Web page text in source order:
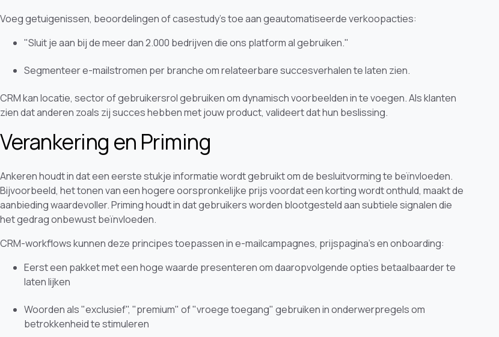
Voeg getuigenissen, beoordelingen of casestudy’s toe aan geautomatiseerde verkoopacties:
"Sluit je aan bij de meer dan 2.000 bedrijven die ons platform al gebruiken."
Segmenteer e-mailstromen per branche om relateerbare succesverhalen te laten zien.
CRM kan locatie, sector of gebruikersrol gebruiken om dynamisch voorbeelden in te voegen. Als klanten
zien dat anderen zoals zij succes hebben met jouw product, valideert dat hun beslissing.
Verankering en Priming
Ankeren houdt in dat een eerste stukje informatie wordt gebruikt om de besluitvorming te beïnvloeden.
Bijvoorbeeld, het tonen van een hogere oorspronkelijke prijs voordat een korting wordt onthuld, maakt de
aanbieding waardevoller. Priming houdt in dat gebruikers worden blootgesteld aan subtiele signalen die
het gedrag onbewust beïnvloeden.
CRM-workflows kunnen deze principes toepassen in e-mailcampagnes, prijspagina’s en onboarding:
Eerst een pakket met een hoge waarde presenteren om daaropvolgende opties betaalbaarder te
laten lijken
Woorden als "exclusief", "premium" of "vroege toegang" gebruiken in onderwerpregels om
betrokkenheid te stimuleren